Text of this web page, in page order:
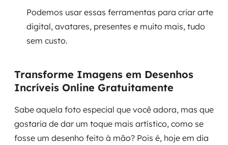
Suporte a banco de dados
FinOps
Gestão de infraestrutura
Escalar com segurança
Pentest
Podemos usar essas ferramentas para criar arte
digital, avatares, presentes e muito mais, tudo
sem custo.
Transforme Imagens em Desenhos
Incríveis Online Gratuitamente
Sabe aquela foto especial que você adora, mas que
gostaria de dar um toque mais artístico, como se
fosse um desenho feito à mão? Pois é, hoje em dia